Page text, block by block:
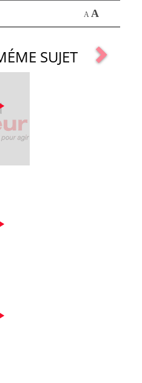
A A
SUJET